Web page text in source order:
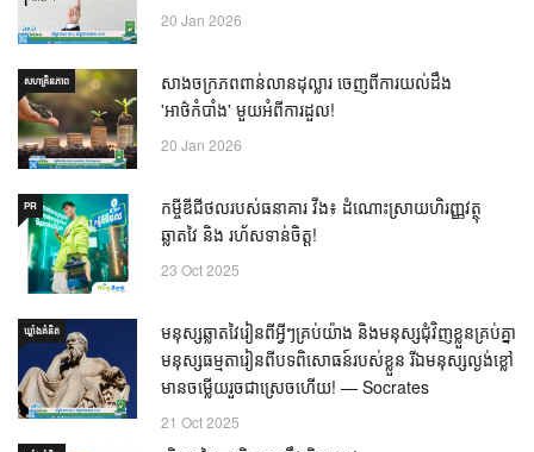
20 Jan 2026
សហគ្រិនភាព
សាងចក្រភពពាន់លានដុល្លារ ចេញពីការយល់ដឹង
'អាថ៌កំបាំង' មួយអំពីការដួល!
20 Jan 2026
PR
កម្ចីឌីជីថលរបស់ធនាគារ វីង៖ ដំណោះស្រាយហិរញ្ញវត្ថុ
ឆ្លាតវៃ និង រហ័សទាន់ចិត្ត!
23 Oct 2025
ឃ្លាំង​គំនិត
មនុស្សឆ្លាតវៃរៀនពីអ្វីៗគ្រប់យ៉ាង និងមនុស្សជុំវិញខ្លួនគ្រប់គ្នា
មនុស្សធម្មតារៀនពីបទពិសោធន៍របស់ខ្លួន រីឯមនុស្សល្ងង់ខ្លៅ
មានចម្លើយរួចជាស្រេចហើយ! — Socrates
21 Oct 2025